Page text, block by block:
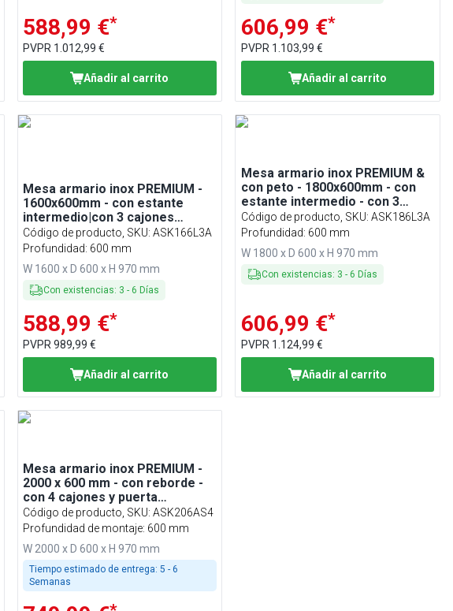
588,99 €*
PVPR 1.012,99 €
Añadir al carrito
606,99 €*
PVPR 1.103,99 €
Añadir al carrito
Mesa armario inox PREMIUM -
1600x600mm - con estante
intermedio|con 3 cajones
izquierda & con peto
Código de producto, SKU:ASK166L3A
Profundidad: 600 mm
W 1600 x D 600 x H 970 mm
Con existencias: 3 - 6 Días
588,99 €*
PVPR989,99 €
Añadir al carrito
Mesa armario inox PREMIUM &
con peto - 1800x600mm - con
estante intermedio - con 3
cajones izquierda
Código de producto, SKU: ASK186L3A
Profundidad: 600 mm
W 1800 x D 600 x H 970 mm
Con existencias: 3 - 6 Días
606,99 €*
PVPR 1.124,99 €
Añadir al carrito
Mesa armario inox PREMIUM -
2000 x 600 mm - con reborde -
con 4 cajones y puerta
corredera
Código de producto, SKU:ASK206AS4
Profundidad de montaje: 600 mm
W 2000 x D 600 x H 970 mm
Tiempo estimado de entrega: 5 - 6
Semanas